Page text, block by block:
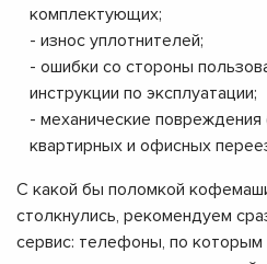
комплектующих;
- износ уплотнителей;
- ошибки со стороны
инструкции по эксплуатации;
- механические
квартирных и офисных
С какой бы поломкой
столкнулись, рекомендуем
сервис: телефоны, по которым